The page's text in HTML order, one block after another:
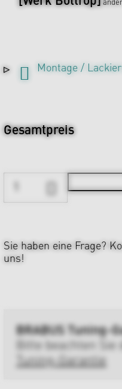
Montage /
Gesamtpreis
Sie haben eine Frage?
uns!
BRABUS Tuning-
Bitte beachten Sie
Tuning-Garantie